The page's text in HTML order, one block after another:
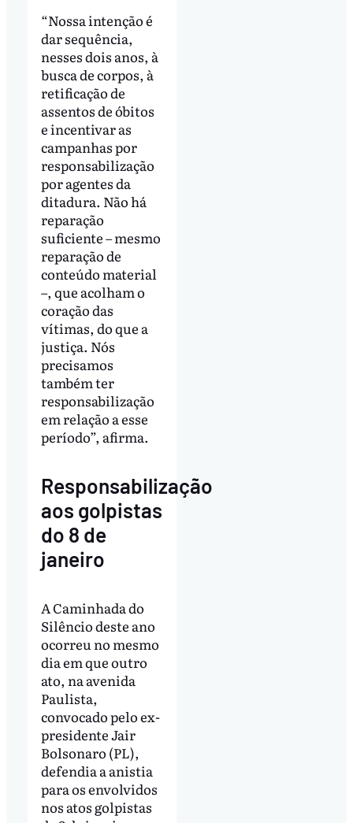
“Nossa intenção é
dar sequência,
nesses dois anos, à
busca de corpos, à
retificação de
assentos de óbitos
e incentivar as
campanhas por
responsabilização
por agentes da
ditadura. Não há
reparação
suficiente – mesmo
reparação de
conteúdo material
–, que acolham o
coração das
vítimas, do que a
justiça. Nós
precisamos
também ter
responsabilização
em relação a esse
período”, afirma.
Responsabilização
aos golpistas
do 8 de
janeiro
A Caminhada do
Silêncio deste ano
ocorreu no mesmo
dia em que outro
ato, na avenida
Paulista,
convocado pelo ex-
presidente Jair
Bolsonaro (PL),
defendia a anistia
para os envolvidos
nos atos golpistas